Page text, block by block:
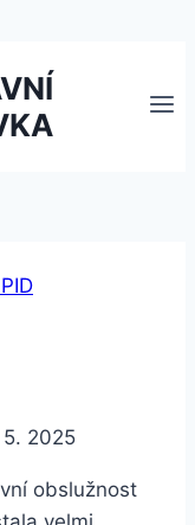
5. 2025
obslužnost